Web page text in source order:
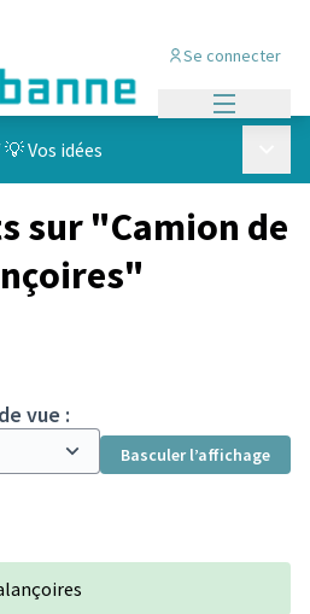
Se connecter
💡 Vos idées
sur "Camion de
vue :
Basculer l’affichage